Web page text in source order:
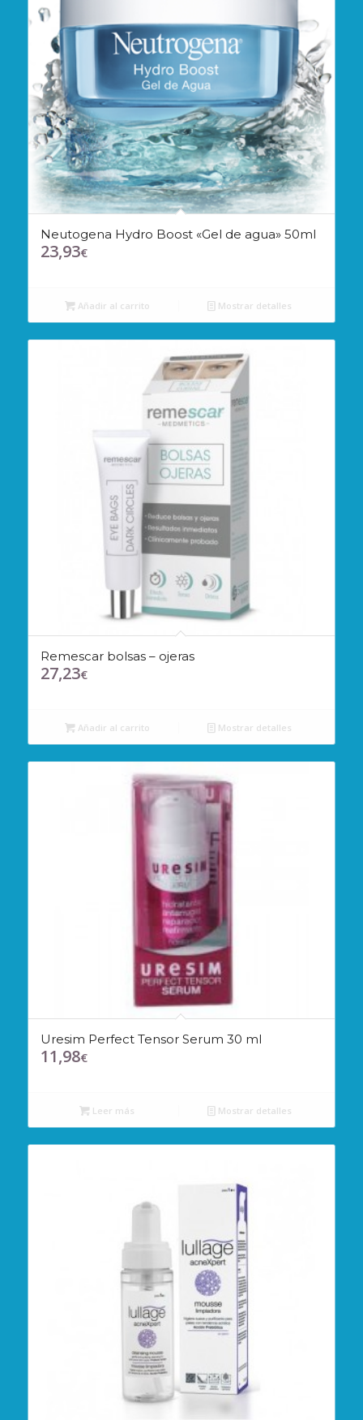
Neutogena Hydro Boost «Gel de agua» 50ml
23,93€
Añadir al carrito Mostrar detalles
Remescar bolsas – ojeras
27,23€
Añadir al carrito Mostrar detalles
Uresim Perfect Tensor Serum 30 ml
11,98€
Leer más Mostrar detalles